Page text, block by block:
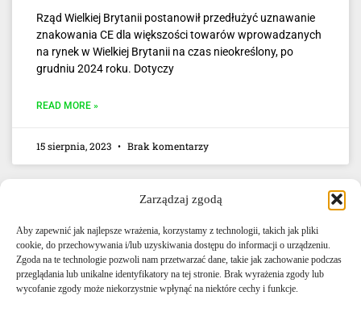
Zarządzaj zgodą
Aby zapewnić jak najlepsze wrażenia, korzystamy z technologii, takich jak pliki
cookie, do przechowywania i/lub uzyskiwania dostępu do informacji o urządzeniu.
Zgoda na te technologie pozwoli nam przetwarzać dane, takie jak zachowanie podczas
przeglądania lub unikalne identyfikatory na tej stronie. Brak wyrażenia zgody lub
wycofanie zgody może niekorzystnie wpłynąć na niektóre cechy i funkcje.
Rząd Wielkiej Brytanii postanowił przedłużyć uznawanie
znakowania CE dla większości towarów wprowadzanych
na rynek w Wielkiej Brytanii na czas nieokreślony, po
grudniu 2024 roku. Dotyczy
READ MORE »
15 sierpnia, 2023 Brak komentarzy
E-mail: info@agencjacelna.uk